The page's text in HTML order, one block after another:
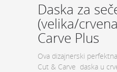
Daska za
(velika/
Carve Plus
Ova dizajnerski
Cut & Carve daska u